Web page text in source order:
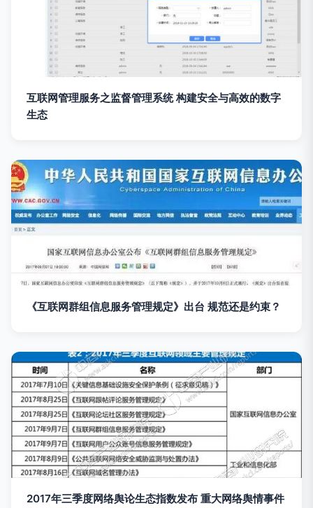
互联网管理服务之监督管理系统 构建安全与高效的数字
生态
《互联网群组信息服务管理规定》出台 规范还是约束？
2017年三季度网络舆论生态指数发布 重大网络舆情事件